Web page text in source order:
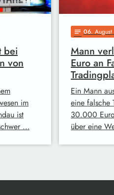
bei
von
im
ist
…
notes 06.
Mann
Euro an
Ein Mann
eine falsche
30.000
über eine